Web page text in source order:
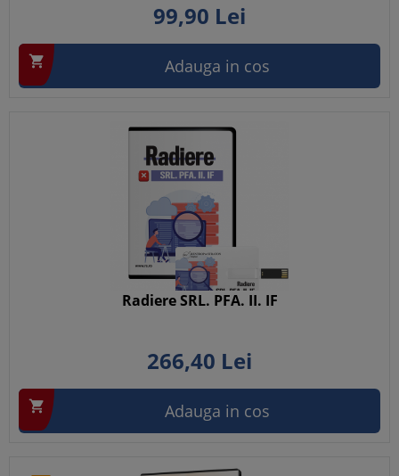
99,90 Lei
 Adauga in cos
Radiere SRL. PFA. II. IF
266,40 Lei
 Adauga in cos